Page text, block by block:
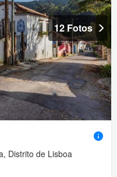
12 Fotos
Distrito de Lisboa